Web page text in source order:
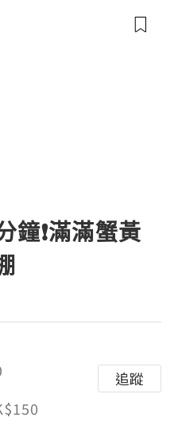
鐘❗滿滿蟹黃
追蹤